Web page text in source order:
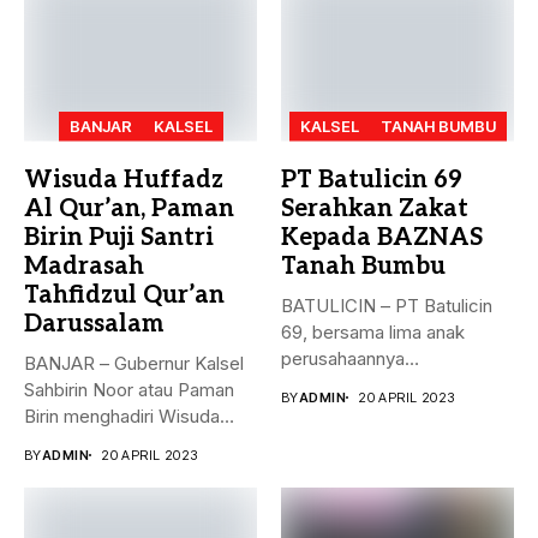
BANJAR KALSEL
Wisuda Huffadz
Al Qur’an, Paman
Birin Puji Santri
Madrasah
Tahfidzul Qur’an
Darussalam
BANJAR – Gubernur Kalsel
Sahbirin Noor atau Paman
Birin menghadiri Wisuda
BYADMIN 20 APRIL 2023
KALSEL TANAH BUMBU
PT Batulicin 69
Serahkan Zakat
Kepada BAZNAS
Tanah Bumbu
BATULICIN – PT Batulicin
69, bersama lima anak
perusahaannya
BYADMIN 20 APRIL 2023